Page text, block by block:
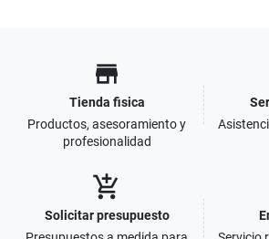
store
Tienda fisica
Productos, asesoramiento y
profesionalidad
add_shopping_cart
Solicitar presupuesto